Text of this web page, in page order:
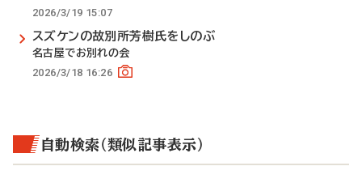
2026/3/19 15:07
スズケンの故別所芳樹氏をしのぶ
名古屋でお別れの会
2026/3/18 16:26
自動検索（類似記事表示）